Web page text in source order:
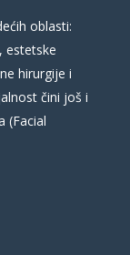
oblasti:
estetske
hirurgije i
čini još i
(Facial